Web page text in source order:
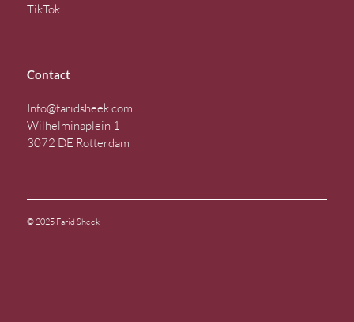
TikTok
Contact
Info@faridsheek.com
Wilhelminaplein 1
3072 DE Rotterdam
© 2025 Farid Sheek